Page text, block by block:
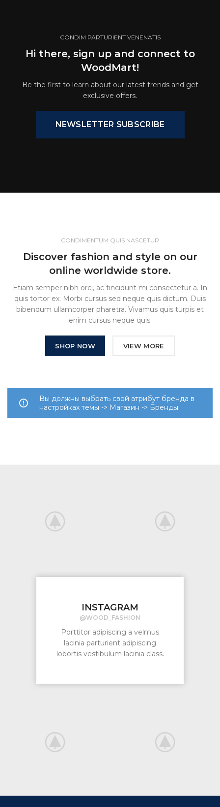
CONDIM PARTURIENT VENENATIS
Hi there, sign up and connect to
WoodMart!
Be the first to learn about our latest trends and get
exclusive offers.
NEWSLETTER SUBSCRIBE
CONDIMENTUM QUIS NASCETUR
Discover fashion and style on our
online worldwide store.
Etiam semper nibh orci, ac tincidunt mi consectetur a. In
quis tortor ex. Morbi cursus sed neque quis dictum. Duis
bibendum ullamcorper pharetra. Vivamus quis turpis et
enim cursus neque quis.
SHOP NOW VIEW MORE
Вы должны выбрать свой атрибут бренда в
настройках темы -> Магазин -> Бренды
INSTAGRAM
@WOOD_FASHION
Porttitor adipiscing a velmus
lacinia parturient adipiscing
lobortis vestibulum lacinia class.